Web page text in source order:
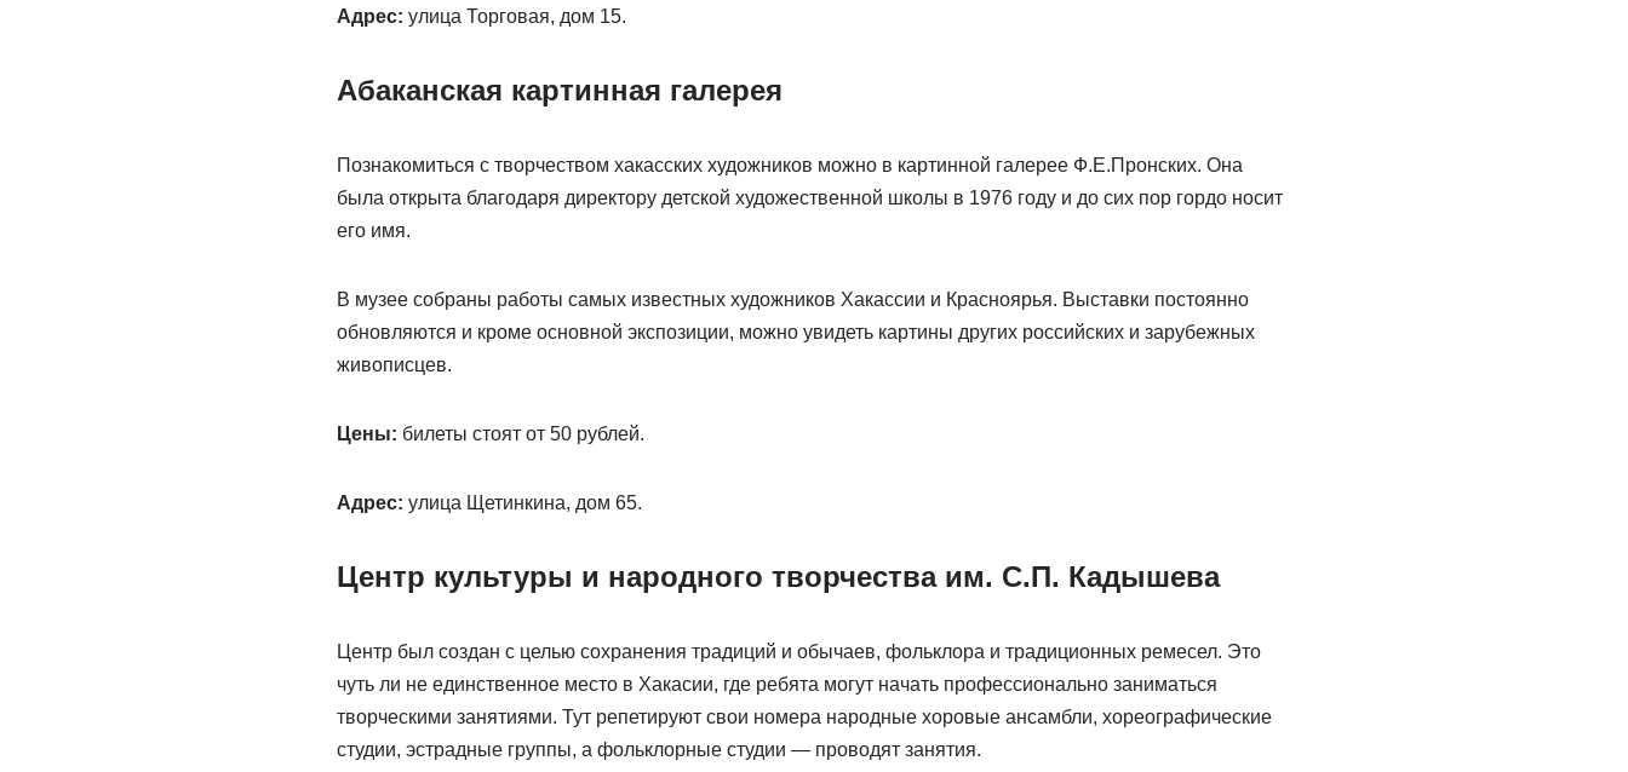
Адрес: улица Торговая, дом 15.
Абаканская картинная галерея
Познакомиться с творчеством хакасских художников можно в картинной галерее Ф.Е.Пронских. Она
была открыта благодаря директору детской художественной школы в 1976 году и до сих пор гордо носит
его имя.
В музее собраны работы самых известных художников Хакассии и Красноярья. Выставки постоянно
обновляются и кроме основной экспозиции, можно увидеть картины других российских и зарубежных
живописцев.
Цены: билеты стоят от 50 рублей.
Адрес: улица Щетинкина, дом 65.
Центр культуры и народного творчества им. С.П. Кадышева
Центр был создан с целью сохранения традиций и обычаев, фольклора и традиционных ремесел. Это
чуть ли не единственное место в Хакасии, где ребята могут начать профессионально заниматься
творческими занятиями. Тут репетируют свои номера народные хоровые ансамбли, хореографические
студии, эстрадные группы, а фольклорные студии — проводят занятия.